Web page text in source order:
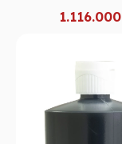
1.116.000